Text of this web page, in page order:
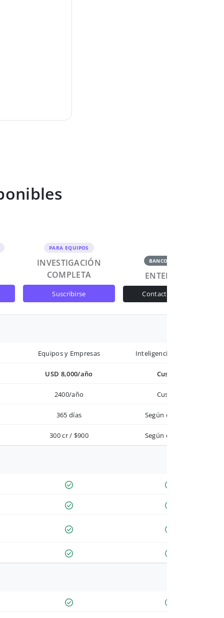
PARA EQUIPOS
INVESTIGACIÓN
COMPLETA
suscribirse
BANCOS Y GOB
ENTERPRISE
contactar ventas
Equipos y Empresas Inteligencia avanzada
USD 8,000/año Custom
2400/año Custom
365 días Según contrato
300 cr / $900 Según contrato